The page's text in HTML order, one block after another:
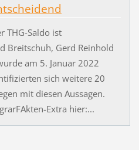
THG-Saldo ist
Breitschuh, Gerd Reinhold
am 5. Januar 2022
sich weitere 20
mit diesen Aussagen.
Extra hier:...